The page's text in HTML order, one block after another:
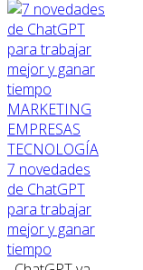
MARKETING
EMPRESAS
TECNOLOGÍA
7 novedades
de ChatGPT
para trabajar
mejor y ganar
tiempo